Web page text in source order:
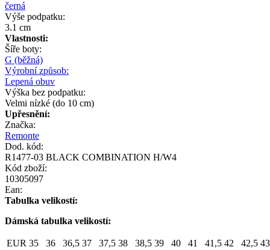
černá
Výše podpatku:
3.1 cm
Vlastnosti:
Šíře boty:
G (běžná)
Výrobní způsob:
Lepená obuv
Výška bez podpatku:
Velmi nízké (do 10 cm)
Upřesnění:
Značka:
Remonte
Dod. kód:
R1477-03 BLACK COMBINATION H/W4
Kód zboží:
10305097
Ean:
Tabulka velikostí:
Dámská tabulka velikostí:
EUR 35 36 36,5 37 37,5 38 38,5 39 40 41 41,5 42 42,5 43